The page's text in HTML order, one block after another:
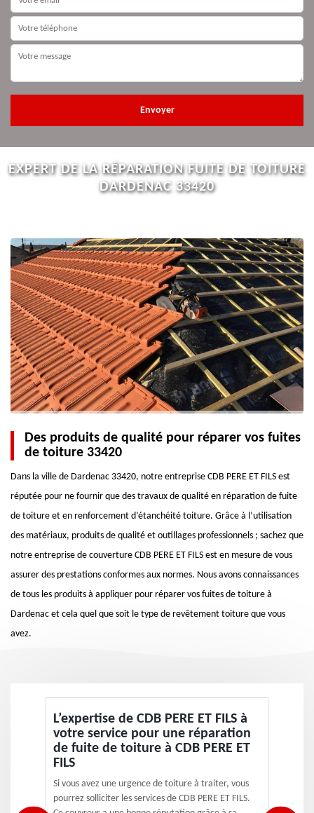
EXPERT DE LA RÉPARATION FUITE DE TOITURE
DARDENAC 33420
Des produits de qualité pour réparer vos fuites
de toiture 33420
Dans la ville de Dardenac 33420, notre entreprise CDB PERE ET FILS est
réputée pour ne fournir que des travaux de qualité en réparation de fuite
de toiture et en renforcement d’étanchéité toiture. Grâce à l’utilisation
des matériaux, produits de qualité et outillages professionnels ; sachez que
notre entreprise de couverture CDB PERE ET FILS est en mesure de vous
assurer des prestations conformes aux normes. Nous avons connaissances
de tous les produits à appliquer pour réparer vos fuites de toiture à
Dardenac et cela quel que soit le type de revêtement toiture que vous
avez.
L’expertise de CDB PERE ET FILS à
votre service pour une réparation
de fuite de toiture à CDB PERE ET
FILS
Si vous avez une urgence de toiture à traiter, vous
pourrez solliciter les services de CDB PERE ET FILS.